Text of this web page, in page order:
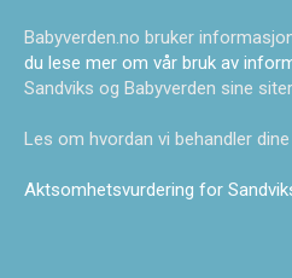
Babyverden.no bruker
du lese mer om vår bruk av
Sandviks og Babyverden sine
Les om hvordan vi behandler dine
Aktsomhetsvurdering for